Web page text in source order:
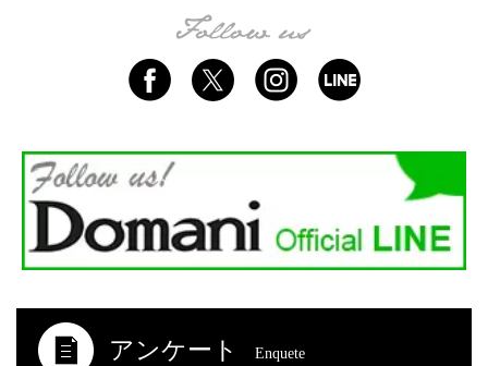
アンケート Enquete